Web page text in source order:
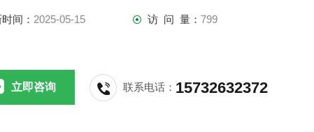
间： 2025-05-15 访 问 量： 799
立即咨询 联系电话： 15732632372